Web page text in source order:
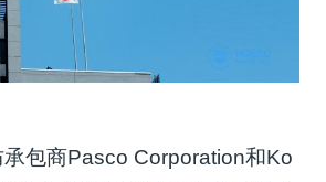
包商Pasco Corporation和Ko